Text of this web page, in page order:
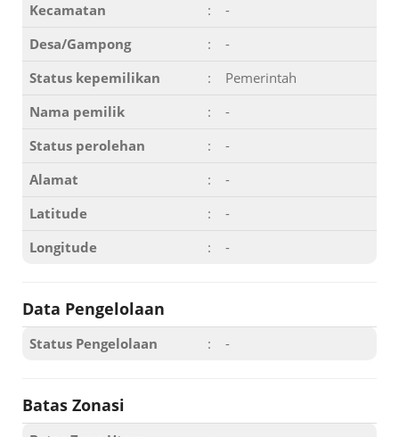
Kecamatan
:
-
Desa/Gampong
:
-
Status kepemilikan
:
Pemerintah
Nama pemilik
:
-
Status perolehan
:
-
Alamat
:
-
Latitude
:
-
Longitude
: -
Data Pengelolaan
Status Pengelolaan : -
Batas Zonasi